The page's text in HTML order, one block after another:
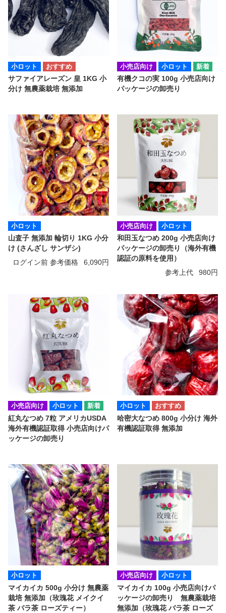
小ロット
サファイアレーズン 皇 1KG 小
分け 無農薬栽培 無添加
小売店向け
小ロット
有機クコの実 100g 小売店向け
パッケージの卸売り
小ロット
山査子 無添加 輪切り 1KG 小分
け (さんざし サンザシ)
ログイン前 参考価格
6,090円
小売店向け
小ロット
和田玉なつめ 200g 小売店向け
パッケージの卸売り（海外有機
認証の原料を使用）
参考上代
980円
小売店向け
小ロット
紅丸なつめ 7粒 アメリカUSDA
海外有機認証取得 小売店向けパ
ッケージの卸売り
小ロット
哈密大なつめ 800g 小分け 海外
有機認証取得 無添加
小ロット
マイカイカ 500g 小分け 無農薬
栽培 無添加（玫瑰花 メイクイ
茶 バラ茶 ローズティー）
小売店向け
小ロット
マイカイカ 100g 小売店向けパ
ッケージの卸売り 無農薬栽培
無添加（玫瑰花 バラ茶 ローズ